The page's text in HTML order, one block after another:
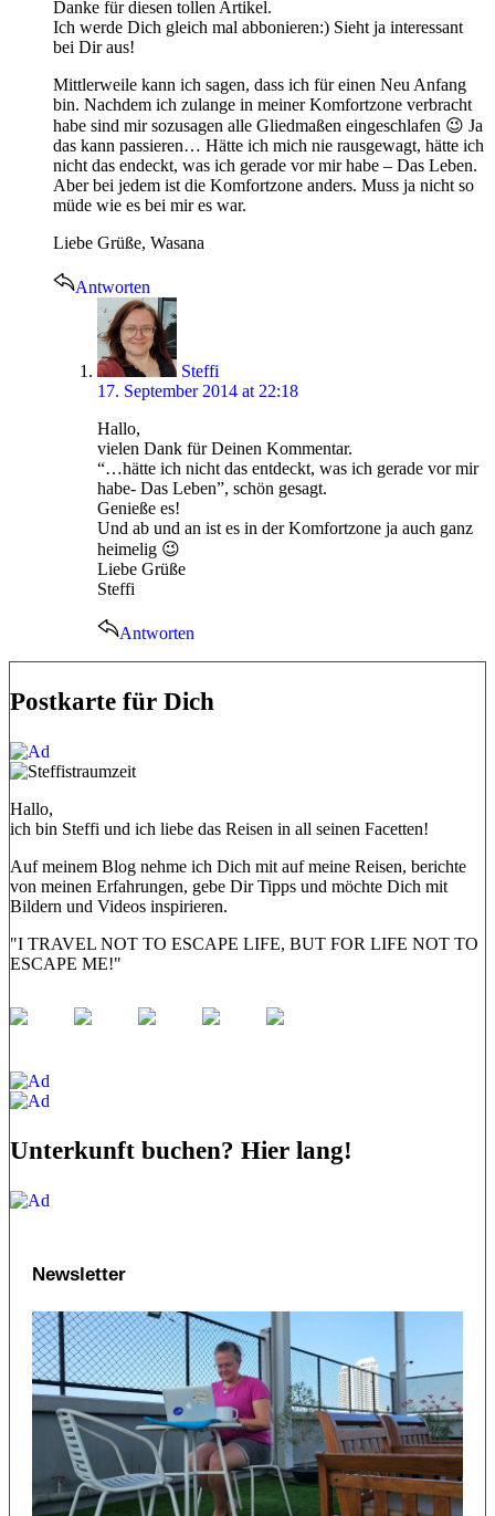
Danke für diesen tollen Artikel.
Ich werde Dich gleich mal abbonieren:) Sieht ja interessant
bei Dir aus!
Mittlerweile kann ich sagen, dass ich für einen Neu Anfang
bin. Nachdem ich zulange in meiner Komfortzone verbracht
habe sind mir sozusagen alle Gliedmaßen eingeschlafen 😉 Ja
das kann passieren… Hätte ich mich nie rausgewagt, hätte ich
nicht das endeckt, was ich gerade vor mir habe – Das Leben.
Aber bei jedem ist die Komfortzone anders. Muss ja nicht so
müde wie es bei mir es war.
Liebe Grüße, Wasana
Antworten
says:
Steffi
17. September 2014 at 22:18
Hallo,
vielen Dank für Deinen Kommentar.
“…hätte ich nicht das entdeckt, was ich gerade vor mir
habe- Das Leben”, schön gesagt.
Genieße es!
Und ab und an ist es in der Komfortzone ja auch ganz
heimelig 😉
Liebe Grüße
Steffi
Antworten
Postkarte für Dich
Hallo,
ich bin Steffi und ich liebe das Reisen in all seinen Facetten!
Auf meinem Blog nehme ich Dich mit auf meine Reisen, berichte
von meinen Erfahrungen, gebe Dir Tipps und möchte Dich mit
Bildern und Videos inspirieren.
"I TRAVEL NOT TO ESCAPE LIFE, BUT FOR LIFE NOT TO
ESCAPE ME!"
Unterkunft buchen? Hier lang!
Newsletter